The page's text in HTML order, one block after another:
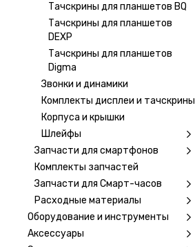
Тачскрины для планшетов BQ
Тачскрины для планшетов
DEXP
Тачскрины для планшетов
Digma
Звонки и динамики
Комплекты дисплеи и тачскрины
Корпуса и крышки
Шлейфы
Запчасти для смартфонов
Комплекты запчастей
Запчасти для Смарт-часов
Расходные материалы
Оборудование и инструменты
Аксессуары